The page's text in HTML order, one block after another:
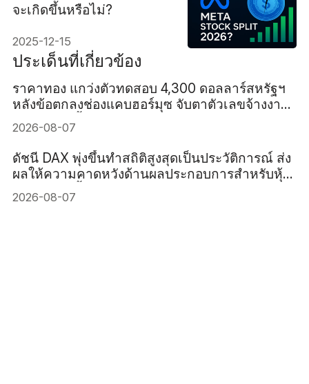
จะเกิดขึ้นหรือไม่?
2025-12-15
ประเด็นที่เกี่ยวข้อง
ราคาทอง แกว่งตัวทดสอบ 4,300 ดอลลาร์สหรัฐฯ
หลังข้อตกลงช่องแคบฮอร์มุซ จับตาตัวเลขจ้างงาน
สหรัฐฯ คืนนี้
2026-08-07
ดัชนี DAX พุ่งขึ้นทำสถิติสูงสุดเป็นประวัติการณ์ ส่ง
ผลให้ความคาดหวังด้านผลประกอบการสำหรับหุ้น
เยอรมันสูงขึ้น
2026-08-07